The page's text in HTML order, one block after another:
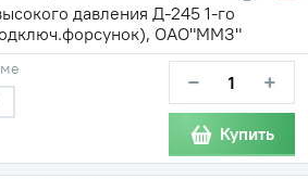
давления Д-245 1-го
ОАО"ММЗ"
− +
Купить